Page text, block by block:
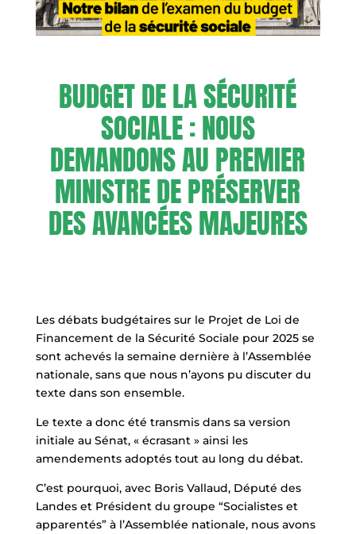
BUDGET DE LA SÉCURITÉ
SOCIALE : NOUS
DEMANDONS AU PREMIER
MINISTRE DE PRÉSERVER
DES AVANCÉES MAJEURES
Les débats budgétaires sur le Projet de Loi de
Financement de la Sécurité Sociale pour 2025 se
sont achevés la semaine dernière à l’Assemblée
nationale, sans que nous n’ayons pu discuter du
texte dans son ensemble.
Le texte a donc été transmis dans sa version
initiale au Sénat, « écrasant » ainsi les
amendements adoptés tout au long du débat.
C’est pourquoi, avec Boris Vallaud, Député des
Landes et Président du groupe “Socialistes et
apparentés” à l’Assemblée nationale, nous avons